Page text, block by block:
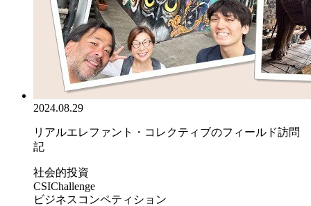
2024.08.29
リアルエレファント・コレクティブのフィールド訪問
記
社会的投資
CSIChallenge
ビジネスコンペティション